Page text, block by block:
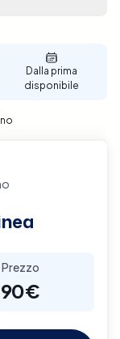
Dalla prima
disponibile
Prezzo
90€